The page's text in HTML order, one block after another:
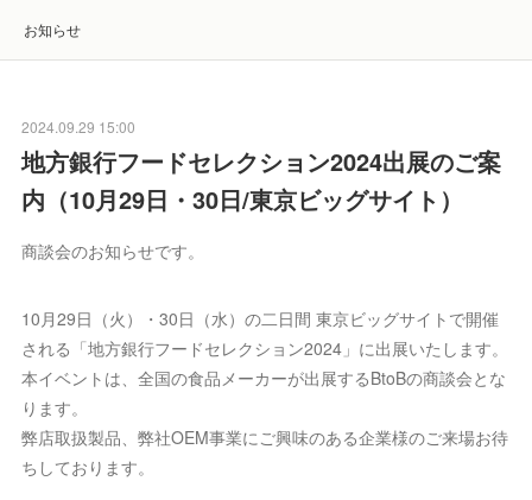
お知らせ
2024.09.29 15:00
地方銀行フードセレクション2024出展のご案
内（10月29日・30日/東京ビッグサイト）
商談会のお知らせです。
10月29日（火）・30日（水）の二日間 東京ビッグサイトで開催
される「地方銀行フードセレクション2024」に出展いたします。
本イベントは、全国の食品メーカーが出展するBtoBの商談会とな
ります。
弊店取扱製品、弊社OEM事業にご興味のある企業様のご来場お待
ちしております。